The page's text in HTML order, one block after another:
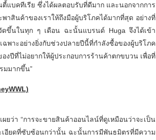
แบคทีเรีย ซึ่งได้ผลตอบรับที่ดีมาก และนอกจากการ
สินค้าของเราให้ถึงมือผู้บริโภคได้มากที่สุด อย่างที่
จัดขึ้นในทุก ๆ เดือน ฉะนั้นแบรนด์ Huga จึงได้เข้า
าะอย่างยิ่งกับช่วงปลายปีนี้ที่กำลังซื้อของผู้บริโภค
องปีที่ไม่อยากให้ผู้ประกอบการร้านค้าตกขบวน เพื่อที่
มมากขึ้น”
ผยว่า “การจะขายสินค้าออนไลน์ที่ดูเหมือนว่าจะเป็น
เอียดที่ซับซ้อนกว่านั้น ฉะนั้นการมีพันธมิตรที่มีความ